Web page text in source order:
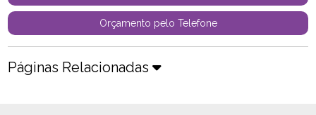
Orçamento pelo Telefone
Páginas Relacionadas